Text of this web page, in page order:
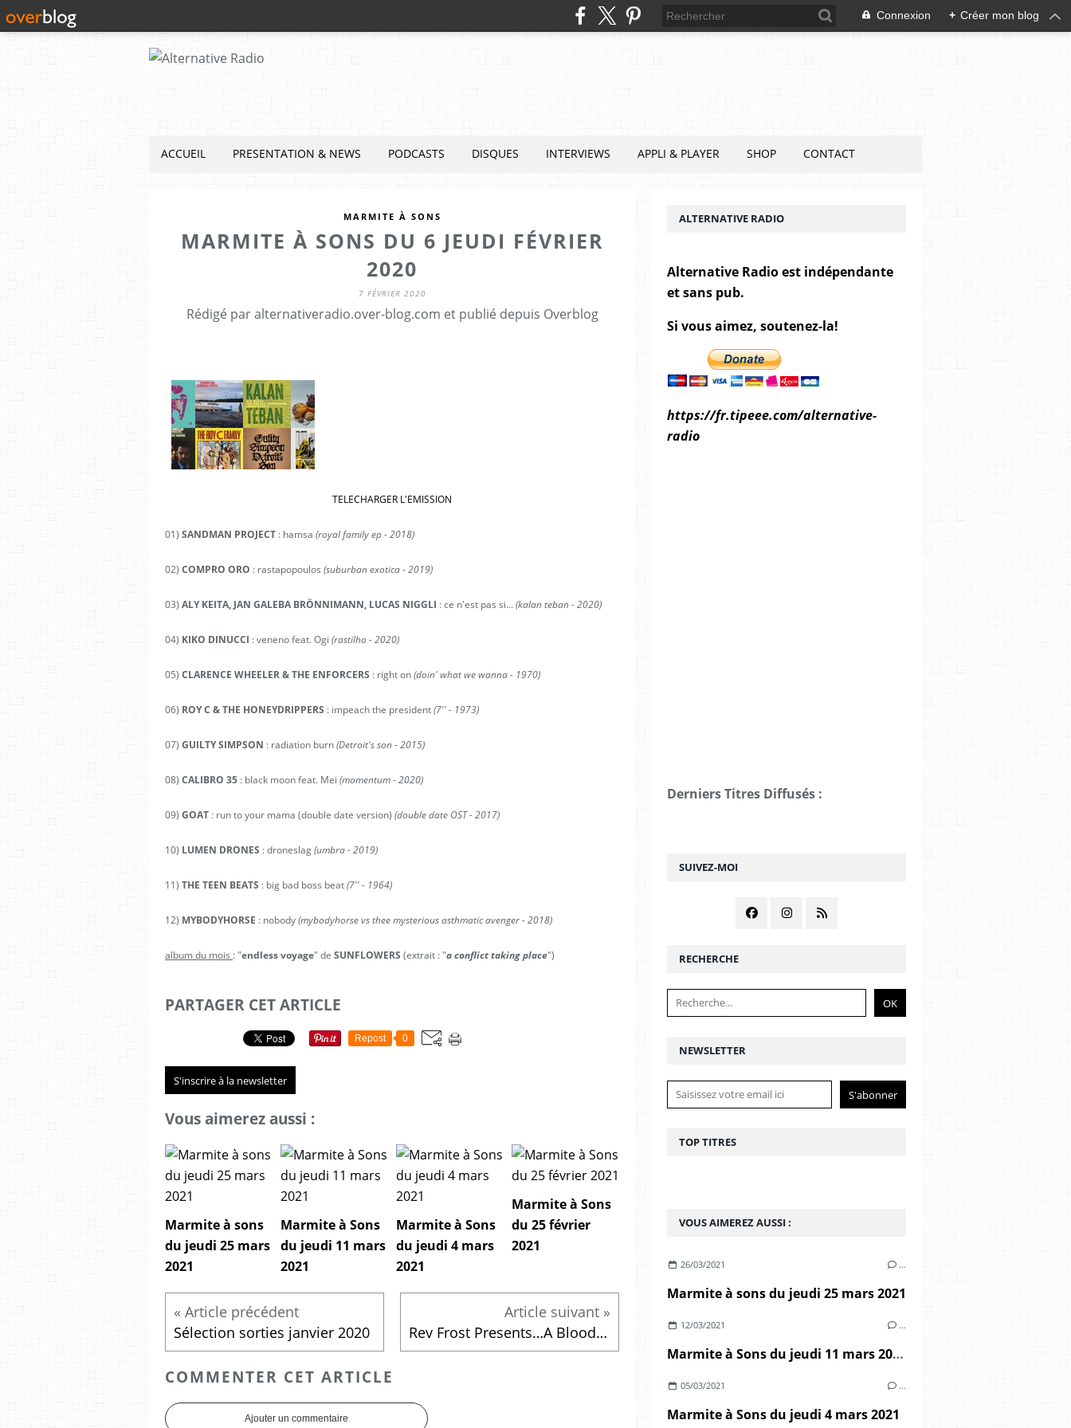
Connexion + Créer mon blog
ACCUEIL PRESENTATION & NEWS PODCASTS DISQUES INTERVIEWS APPLI & PLAYER SHOP CONTACT
MARMITE À SONS
MARMITE À SONS DU 6 JEUDI FÉVRIER
2020
7 FÉVRIER 2020
Rédigé par alternativeradio.over-blog.com et publié depuis Overblog
TELECHARGER L'EMISSION
01) SANDMAN PROJECT : hamsa (royal family ep - 2018)
02) COMPRO ORO : rastapopoulos (suburban exotica - 2019)
03) ALY KEITA, JAN GALEBA BRÖNNIMANN, LUCAS NIGGLI : ce n'est pas si...(kalan teban - 2020)
04) KIKO DINUCCI : veneno feat. Ogi (rastilho - 2020)
05) CLARENCE WHEELER & THE ENFORCERS : right on(doin' what we wanna - 1970)
06) ROY C & THE HONEYDRIPPERS : impeach the president(7'' - 1973)
07) GUILTY SIMPSON : radiation burn(Detroit's son - 2015)
08) CALIBRO 35 : black moon feat. Mei (momentum - 2020)
09) GOAT : run to your mama (double date version) (double date OST - 2017)
10) LUMEN DRONES : droneslag(umbra - 2019)
11) THE TEEN BEATS : big bad boss beat(7'' - 1964)
12) MYBODYHORSE : nobody(mybodyhorse vs thee mysterious asthmatic avenger - 2018)
album du mois : "endless voyage" de SUNFLOWERS (extrait : "a conflict taking place")
PARTAGER CET ARTICLE
Repost 0
S'inscrire à la newsletter
Vous aimerez aussi :
Marmite à sons
du jeudi 25 mars
2021
Marmite à Sons
du jeudi 11 mars
2021
Marmite à Sons
du jeudi 4 mars
2021
Marmite à Sons
du 25 février
2021
Sélection sorties janvier 2020 Rev Frost Presents…A Bloody Summer Mix !
COMMENTER CET ARTICLE
Ajouter un commentaire
NEWSLETTER
SUIVEZ-MOI
RECHERCHE
VOUS AIMEREZ AUSSI :
26/03/2021 …
Marmite à sons du jeudi 25 mars 2021
12/03/2021 …
Marmite à Sons du jeudi 11 mars 2021
05/03/2021 …
Marmite à Sons du jeudi 4 mars 2021
ALTERNATIVE RADIO
Alternative Radio est indépendante
et sans pub.
Si vous aimez, soutenez-la!
https://fr.tipeee.com/alternative-
radio
Derniers Titres Diffusés :
TOP TITRES